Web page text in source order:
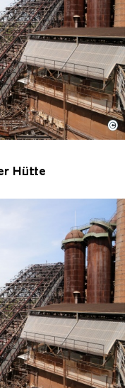
Hütte mit
Hütte | Karl
©
Hütte